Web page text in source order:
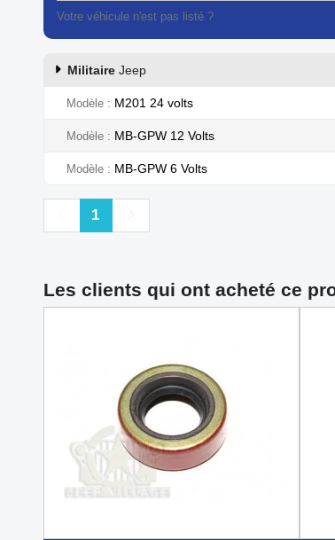
Votre véhicule n'est pas listé ?
Militaire Jeep
Modèle M201 24 volts
Modèle MB-GPW 12 Volts
Modèle MB-GPW 6 Volts
Précédent
1
Les clients qui ont acheté ce